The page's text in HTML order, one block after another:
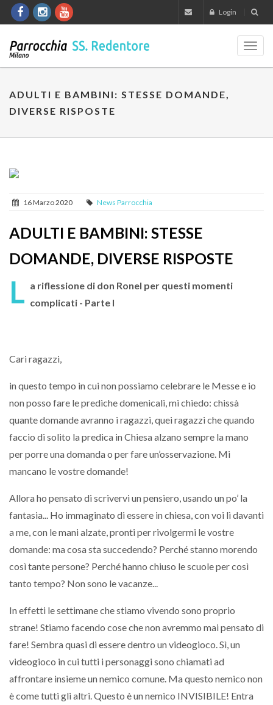
Login
ADULTI E BAMBINI: STESSE DOMANDE,
DIVERSE RISPOSTE
16 Marzo 2020 News Parrocchia
ADULTI E BAMBINI: STESSE
DOMANDE, DIVERSE RISPOSTE
L a riflessione di don Ronel per questi momenti
complicati - Parte I
Cari ragazzi,
in questo tempo in cui non possiamo celebrare le Messe e io
non posso fare le prediche domenicali, mi chiedo: chissà
quante domande avranno i ragazzi, quei ragazzi che quando
faccio di solito la predica in Chiesa alzano sempre la mano
per porre una domanda o per fare un’osservazione. Mi
mancano le vostre domande!
Allora ho pensato di scrivervi un pensiero, usando un po’ la
fantasia... Ho immaginato di essere in chiesa, con voi lì davanti
a me, con le mani alzate, pronti per rivolgermi le vostre
domande: ma cosa sta succedendo? Perché stanno morendo
così tante persone? Perché hanno chiuso le scuole per così
tanto tempo? Non sono le vacanze...
In effetti le settimane che stiamo vivendo sono proprio
strane! Stiamo facendo cose che non avremmo mai pensato di
fare! Sembra quasi di essere dentro un videogioco. Sì, un
videogioco in cui tutti i personaggi sono chiamati ad
affrontare insieme un nemico comune. Ma questo nemico non
è come tutti gli altri. Questo è un nemico INVISIBILE! Entra